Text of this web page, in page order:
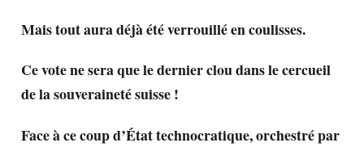
Mais tout aura déjà été verrouillé en coulisses.
Ce vote ne sera que le dernier clou dans le cercueil
de la souveraineté suisse !
Face à ce coup d’État technocratique, orchestré par